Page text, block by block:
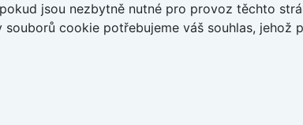
jsou nezbytně nutné pro provoz těchto
cookie potřebujeme váš souhlas, jehož